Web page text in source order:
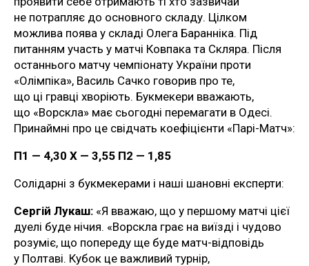
не потрапляє до основного складу. Цілком
можлива поява у складі Олега Баранніка. Під
питанням участь у матчі Ковпака та Скляра. Після
останнього матчу чемпіонату України проти
«Олімпіка», Василь Сачко говорив про те,
що ці гравці хворіють. Букмекери вважають,
що «Ворскла» має сьогодні перемагати в Одесі.
Принаймні про це свідчать коефіцієнти «Парі-Матч»:
П1 — 4,30 Х — 3,55 П2 — 1,85
Солідарні з букмекерами і наші шановні експерти:
Сергій Лукаш: «Я вважаю, що у першому матчі цієї
дуелі буде нічия. «Ворскла грає на виїзді і чудово
розуміє, що попереду ще буде матч-відповідь
у Полтаві. Кубок це важливий турнір,